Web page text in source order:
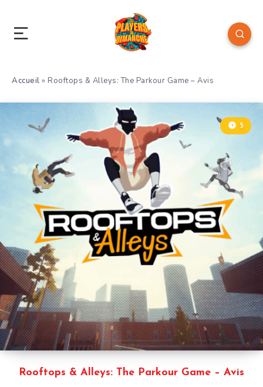
Accueil » Rooftops & Alleys: The Parkour Game – Avis
Rooftops & Alleys: The Parkour Game – Avis
5